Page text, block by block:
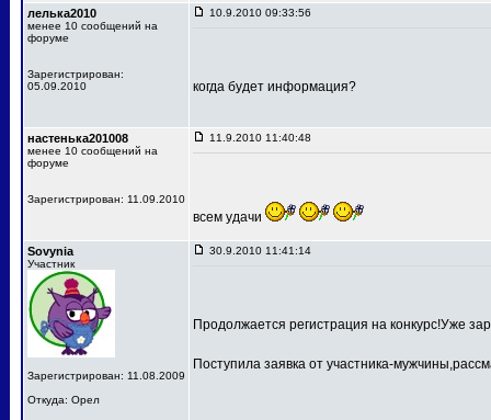
лелька2010
менее 10 сообщений на
форуме
Зарегистрирован:
05.09.2010
10.9.2010 09:33:56
когда будет информация?
настенька201008
менее 10 сообщений на
форуме
Зарегистрирован: 11.09.2010
11.9.2010 11:40:48
всем удачи
Sovynia
Участник
Зарегистрирован: 11.08.2009
Откуда: Орел
30.9.2010 11:41:14
Продолжается регистрация на конкурс!Уже
Поступила заявка от участника-